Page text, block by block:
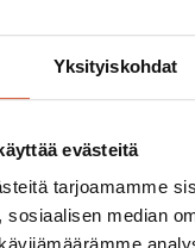
Yksityiskohdat
evästeitä
tarjoamamme
sosiaalisen median
RUOTSI